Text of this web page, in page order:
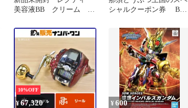
美容液BB クリーム 化
ン2点セット
シャルクーポン券 BBQ
10%OFF
¥67,320 ¥600